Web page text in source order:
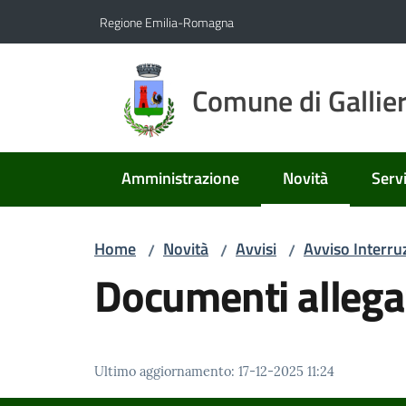
Regione Emilia-Romagna
Comune di
Amministrazione Novità
Menu selezionato
Home / Novità / Avvisi / Avviso
Documenti
Ultimo aggiornamento: 17-12-2025 11:24